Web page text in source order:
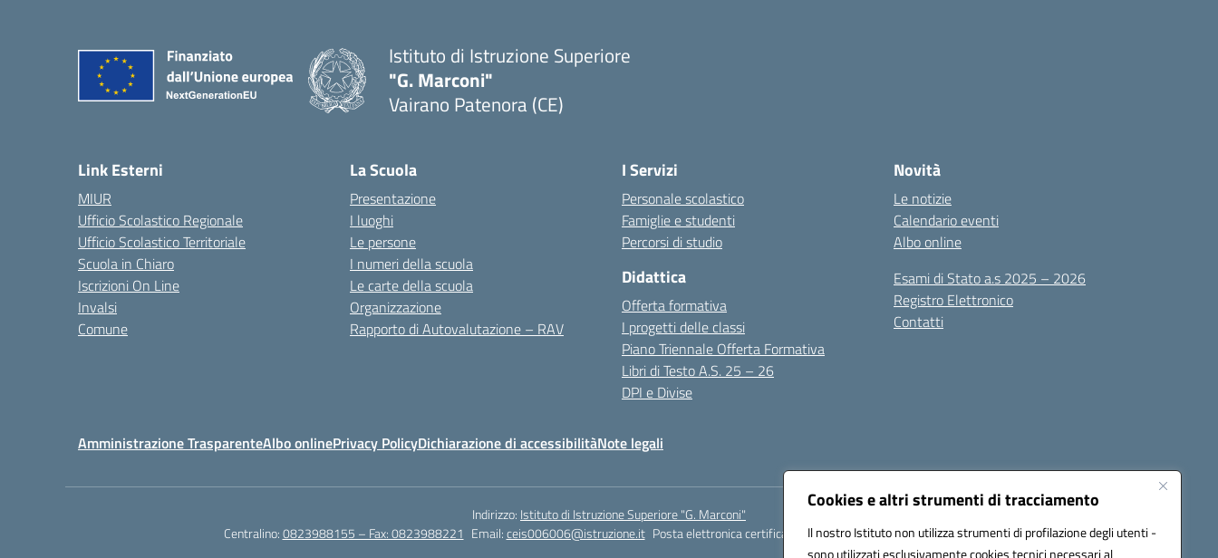
Cookies e altri strumenti di tracciamento
Il nostro Istituto non utilizza strumenti di profilazione degli utenti -
sono utilizzati esclusivamente cookies tecnici necessari al
Istituto di Istruzione Superiore
"G. Marconi"
Vairano Patenora (CE)
Link Esterni
MIUR
Ufficio Scolastico Regionale
Ufficio Scolastico Territoriale
Scuola in Chiaro
Iscrizioni On Line
Invalsi
Comune
La Scuola
Presentazione
I luoghi
Le persone
I numeri della scuola
Le carte della scuola
Organizzazione
Rapporto di Autovalutazione – RAV
I Servizi
Personale scolastico
Famiglie e studenti
Percorsi di studio
Didattica
Offerta formativa
I progetti delle classi
Piano Triennale Offerta Formativa
Libri di Testo A.S. 25 – 26
DPI e Divise
Novità
Le notizie
Calendario eventi
Albo online
Esami di Stato a.s 2025 – 2026
Registro Elettronico
Contatti
Amministrazione TrasparenteAlbo onlinePrivacy PolicyDichiarazione di accessibilitàNote legali
Indirizzo: Istituto di Istruzione Superiore "G. Marconi"
Centralino:0823988155 – Fax: 0823988221 Email:ceis006006@istruzione.it Posta elettronica certificata (PEC):ceis006006@pec.istruzione.it